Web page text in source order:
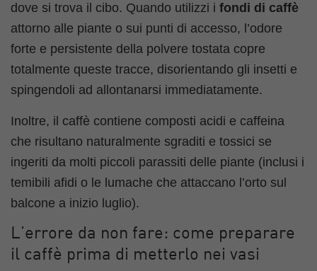
dove si trova il cibo. Quando utilizzi i fondi di caffè
attorno alle piante o sui punti di accesso, l’odore
forte e persistente della polvere tostata copre
totalmente queste tracce, disorientando gli insetti e
spingendoli ad allontanarsi immediatamente.
Inoltre, il caffè contiene composti acidi e caffeina
che risultano naturalmente sgraditi e tossici se
ingeriti da molti piccoli parassiti delle piante (inclusi i
temibili afidi o le lumache che attaccano l’orto sul
balcone a inizio luglio).
L’errore da non fare: come preparare
il caffè prima di metterlo nei vasi